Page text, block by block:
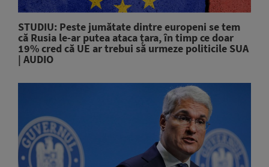
STUDIU: Peste jumătate dintre europeni se tem
că Rusia le-ar putea ataca țara, în timp ce doar
19% cred că UE ar trebui să urmeze politicile SUA
| AUDIO